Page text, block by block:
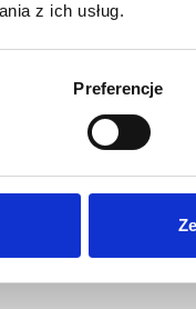
z ich usług.
Preferencje
od